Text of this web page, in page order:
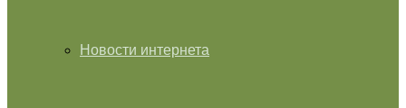
Новости интернета